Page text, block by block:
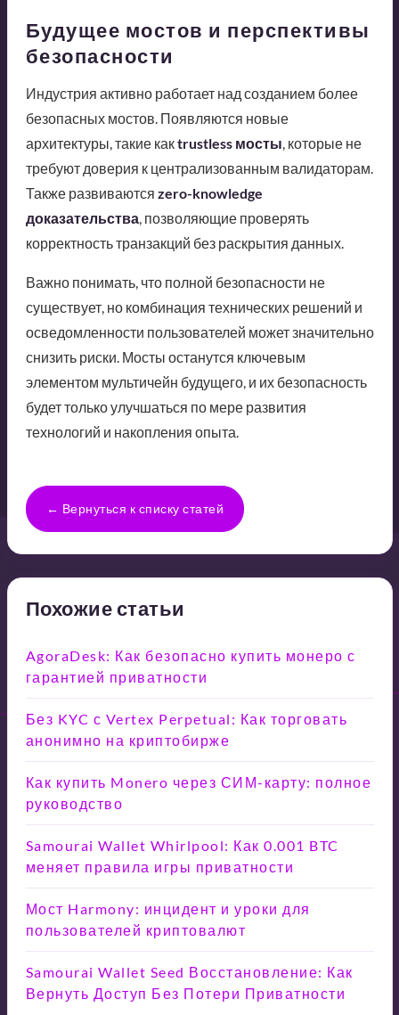
Будущее мостов и перспективы
безопасности
Индустрия активно работает над созданием более
безопасных мостов. Появляются новые
архитектуры, такие какtrustless мосты, которые не
требуют доверия к централизованным валидаторам.
Также развиваются zero-knowledge
доказательства, позволяющие проверять
корректность транзакций без раскрытия данных.
Важно понимать, что полной безопасности не
существует, но комбинация технических решений и
осведомленности пользователей может значительно
снизить риски. Мосты останутся ключевым
элементом мультичейн будущего, и их безопасность
будет только улучшаться по мере развития
технологий и накопления опыта.
← Вернуться к списку статей
Похожие статьи
AgoraDesk: Как безопасно купить монеро с
гарантией приватности
Без KYC с Vertex Perpetual: Как торговать
анонимно на криптобирже
Как купить Monero через СИМ-карту: полное
руководство
Samourai Wallet Whirlpool: Как 0.001 BTC
меняет правила игры приватности
Мост Harmony: инцидент и уроки для
пользователей криптовалют
Samourai Wallet Seed Восстановление: Как
Вернуть Доступ Без Потери Приватности